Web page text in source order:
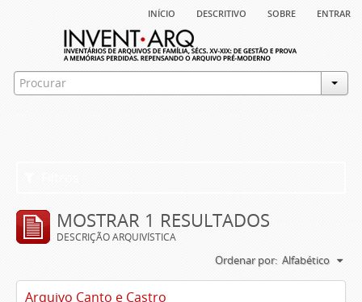
início descritivo sobre entrar
MOSTRAR 1 RESULTADOS
DESCRIÇÃO ARQUIVÍSTICA
Ordenar por: Alfabético
Arquivo Canto e Castro